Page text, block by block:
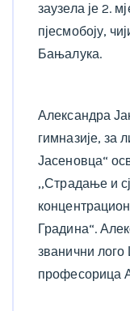
заузела је 2.
пјесмобоју,
Бањалука.
Александра
гимназије, за
Јасеновца“
,,Страдање и
Градина“.
званични
професорица